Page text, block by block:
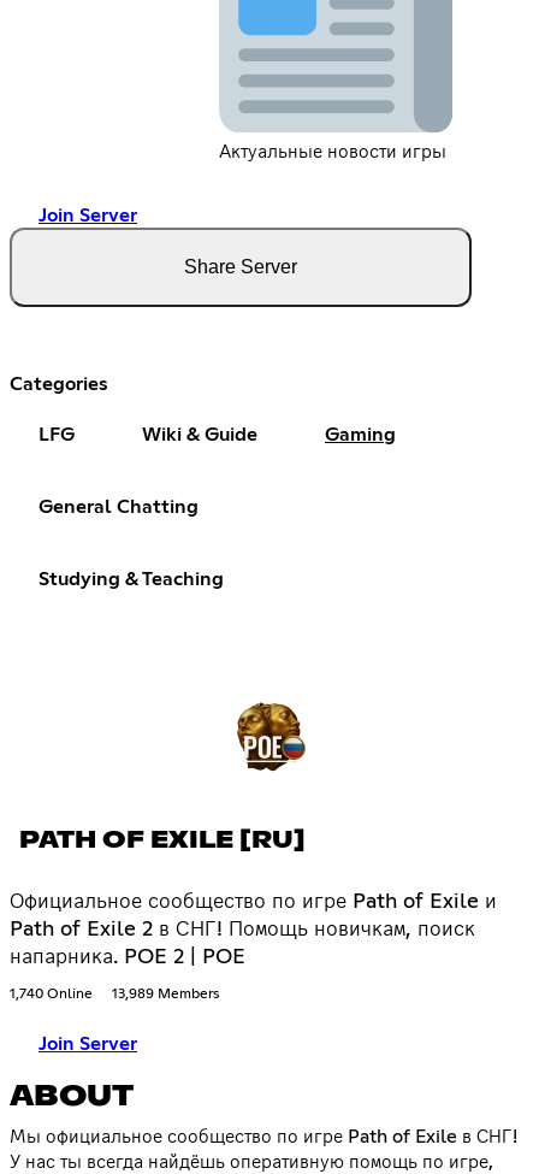
Актуальные новости игры
Join Server
Share Server
Categories
LFG Wiki & Guide Gaming
General Chatting
Studying & Teaching
PATH OF EXILE [RU]
Официальное сообщество по игре Path of Exile и
Path of Exile 2 в СНГ! Помощь новичкам, поиск
напарника. POE 2 | POE
1,740 Online 13,989 Members
Join Server
ABOUT
Мы официальное сообщество по игре Path of Exile в СНГ!
У нас ты всегда найдёшь оперативную помощь по игре,